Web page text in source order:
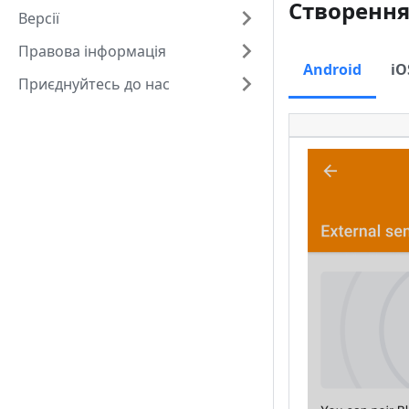
Версії
Правова інформація
Приєднуйтесь до нас
Android